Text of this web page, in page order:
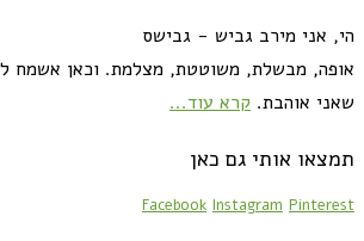
הי, אני מירב גביש - גבישס
אופה, מבשלת, משוטטת, מצלמת. וכאן אשמח
שאני אוהבת. קרא עוד...
תמצאו אותי גם כאן
Facebook Instagram Pinterest